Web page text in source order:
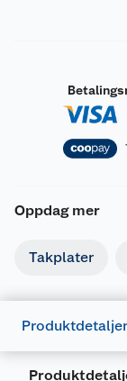
Oppdag mer
Takplater
Produktdetaljer